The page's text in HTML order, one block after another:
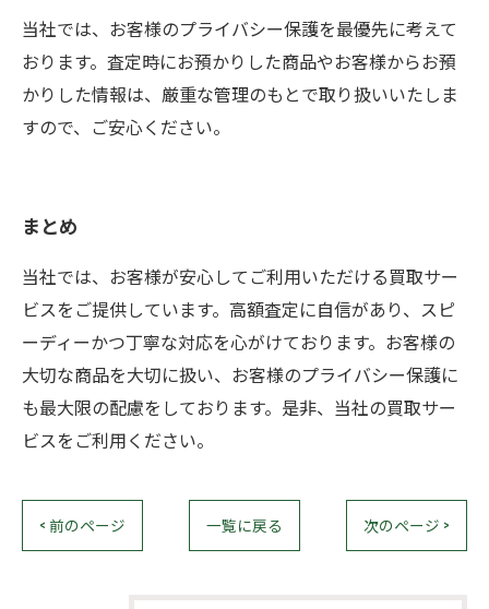
当社では、お客様のプライバシー保護を最優先に考えて
おります。査定時にお預かりした商品やお客様からお預
かりした情報は、厳重な管理のもとで取り扱いいたしま
すので、ご安心ください。
まとめ
当社では、お客様が安心してご利用いただける買取サー
ビスをご提供しています。高額査定に自信があり、スピ
ーディーかつ丁寧な対応を心がけております。お客様の
大切な商品を大切に扱い、お客様のプライバシー保護に
も最大限の配慮をしております。是非、当社の買取サー
ビスをご利用ください。
< 前のページ 一覧に戻る 次のページ >